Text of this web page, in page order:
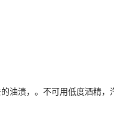
油渍，。不可用低度酒精